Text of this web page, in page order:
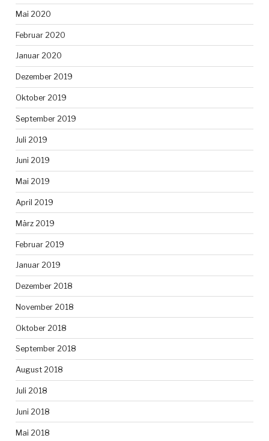
Mai 2020
Februar 2020
Januar 2020
Dezember 2019
Oktober 2019
September 2019
Juli 2019
Juni 2019
Mai 2019
April 2019
März 2019
Februar 2019
Januar 2019
Dezember 2018
November 2018
Oktober 2018
September 2018
August 2018
Juli 2018
Juni 2018
Mai 2018